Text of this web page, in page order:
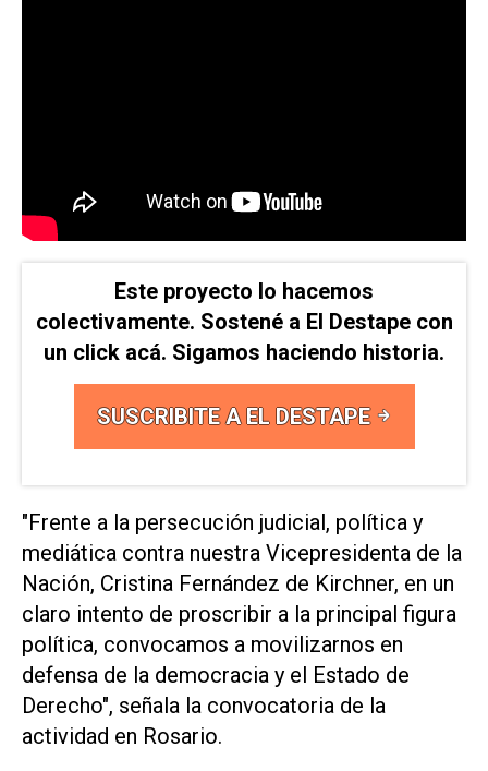
Este proyecto lo hacemos
colectivamente. Sostené a El Destape con
un click acá. Sigamos haciendo historia.
SUSCRIBITE A EL DESTAPE
"Frente a la persecución judicial, política y
mediática contra nuestra Vicepresidenta de la
Nación, Cristina Fernández de Kirchner, en un
claro intento de proscribir a la principal figura
política, convocamos a movilizarnos en
defensa de la democracia y el Estado de
Derecho", señala la convocatoria de la
actividad en Rosario.